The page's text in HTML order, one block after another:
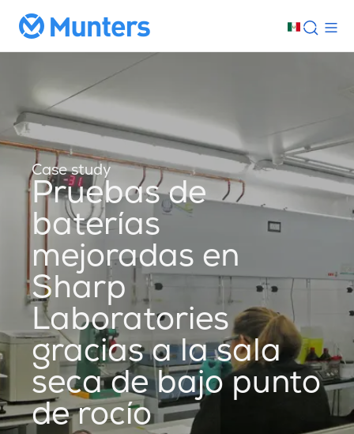
Case study
Pruebas de
baterías
mejoradas en
Sharp
Laboratories
gracias a la sala
seca de bajo punto
de rocío